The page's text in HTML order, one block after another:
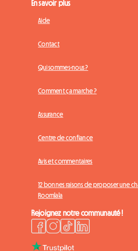
En savoir plus
Aide
Contact
Qui sommes-nous ?
Comment ça marche ?
Assurance
Centre de confiance
Avis et commentaires
12 bonnes raisons de proposer une
Roomlala
Rejoignez notre communauté !